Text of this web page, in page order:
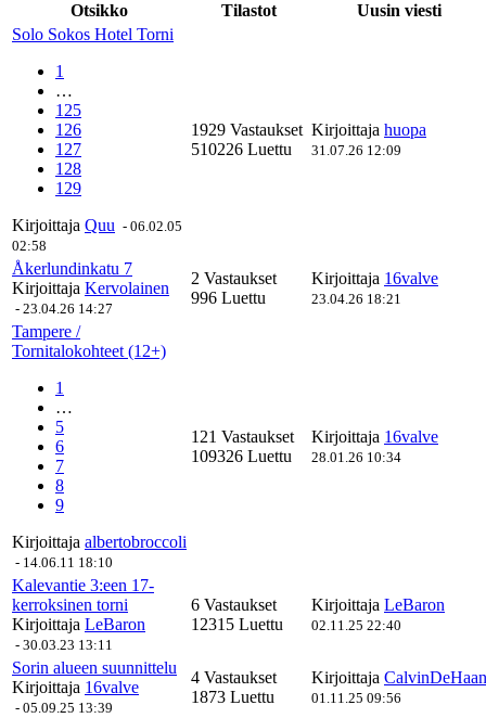
Otsikko
Tilastot
Uusin viesti
Solo Sokos Hotel Torni
1
…
125
126
127
128
129
Kirjoittaja Quu - 06.02.05
02:58
1929 Vastaukset
510226 Luettu
Kirjoittaja huopa
31.07.26 12:09
Åkerlundinkatu 7
Kirjoittaja Kervolainen
- 23.04.26 14:27
2 Vastaukset
996 Luettu
Kirjoittaja 16valve
23.04.26 18:21
Tampere /
Tornitalokohteet (12+)
1
…
5
6
7
8
9
Kirjoittaja albertobroccoli
- 14.06.11 18:10
121 Vastaukset
109326 Luettu
Kirjoittaja 16valve
28.01.26 10:34
Kalevantie 3:een 17-
kerroksinen torni
Kirjoittaja LeBaron
- 30.03.23 13:11
6 Vastaukset
12315 Luettu
Kirjoittaja LeBaron
02.11.25 22:40
Sorin alueen suunnittelu
Kirjoittaja 16valve
- 05.09.25 13:39
4 Vastaukset
1873 Luettu
Kirjoittaja CalvinDeHaan
01.11.25 09:56